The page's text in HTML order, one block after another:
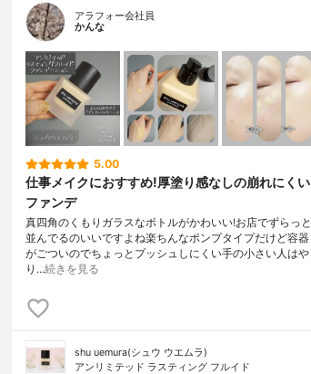
アラフォー会社員
かんな
5.00
仕事メイクにおすすめ!厚塗り感なしの崩れにくい
ファンデ
真四角のくもりガラスなボトルがかわいい!お店でずらっと
並んでるのいいですよね楽ちんなポンプタイプだけど容器
がごついのでちょっとプッシュしにくい手の小さい人はや
り…続きを見る
shu uemura(シュウ ウエムラ)
アンリミテッド ラスティング フルイド